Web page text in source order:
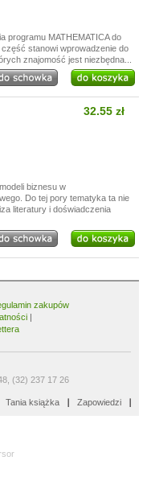
programu MATHEMATICA do
stanowi wprowadzenie do
znajomość jest niezbędna...
32.55 zł
biznesu w
Do tej pory tematyka ta nie
literatury i doświadczenia
zakupów
|
(32) 237 17 26
Tania książka Zapowiedzi